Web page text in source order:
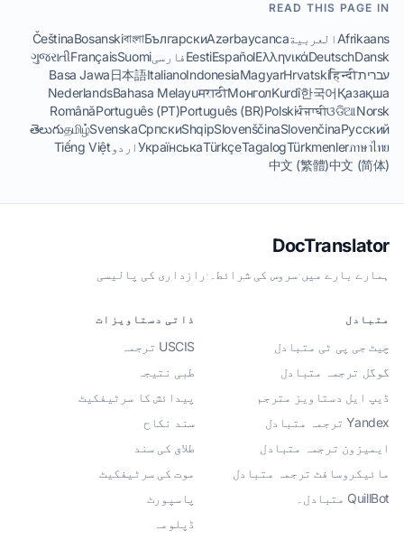
READ THIS PAGE IN
Afrikaans العربيةAzərbaycanca
Български
বাংলা
Bosanski
Čeština
Dansk
Deutsch
Ελληνικά
Español
EestiفارسیSuomi
Français
ગુજરાતી
עבריתहिन्दी
Hrvatski
Magyar
Indonesia
Italiano
日本語
Basa Jawa
Қазақша
한국어
Kurdî
Монгол
मराठी
Bahasa Melayu
Nederlands
Norsk
ଓଡିଆ
ਪੰਜਾਬੀ
Polski
Português (BR)
Português (PT)
Română
Русский
Slovenčina
Slovenščina
Shqip
Српски
Svenska
தமிழ்
తెలుగు
ภาษาไทย
Türkmenler
Tagalog
Türkçe
Українськаاردو Tiếng Việt
中文 (简体)
中文 (繁體)
DocTranslator
ہمارے بارے میں·سروس کی شرائط۔ ·رازداری کی پالیسی
متبادل
چیٹ جی پی ٹی متبادل
گوگل ترجمہ متبادل
ڈیپ ایل دستاویز مترجم
Yandex ترجمہ متبادل
ایمیزون ترجمہ متبادل
مائیکروسافٹ ترجمہ متبادل
QuillBot متبادل۔
ذاتی دستاویزات
USCIS ترجمہ
طبی نتیجہ
پیدائش کا سرٹیفکیٹ
سند نکاح
طلاق کی سند
موت کی سرٹیفکیٹ
پاسپورٹ
ڈپلومہ